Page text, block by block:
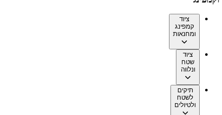
ציוד
קמפינג
ומחנאות
ציוד
שטח
ונלווה
תיקים
לשטח
ולטיולים